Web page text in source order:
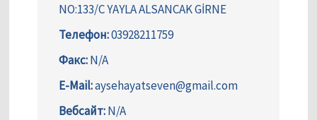
NO:133/C YAYLA ALSANCAK GİRNE
Телефон:03928211759
Факс:N/A
E-Mail:aysehayatseven@gmail.com
Вебсайт:N/A